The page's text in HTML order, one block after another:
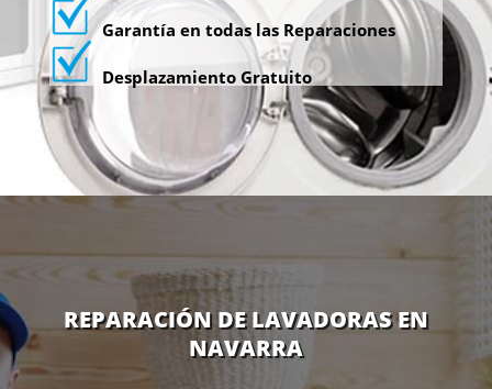
Garantía en todas las Reparaciones
Desplazamiento Gratuito
REPARACIÓN DE LAVADORAS EN
NAVARRA